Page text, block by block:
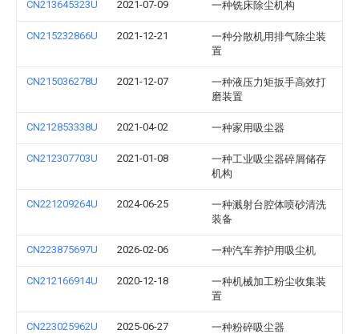
CN213645323U 2021-07-09 一种铣床除尘机构
CN215232866U 2021-12-21
一种分散机用排气除尘装
置
CN215036278U 2021-12-07
一种液压力矩扳手高效打
磨装置
CN212853338U 2021-04-02 一种家用吸尘器
CN212307703U 2021-01-08
一种工业吸尘器碎屑储存
机构
CN221209264U 2024-06-25
一种溅射台腔体喷砂清洗
装备
CN223875697U 2026-02-06 一种汽车养护用吸尘机
CN212166914U 2020-12-18
一种机械加工粉尘收集装
置
CN223025962U 2025-06-27 一种粉碎吸尘器